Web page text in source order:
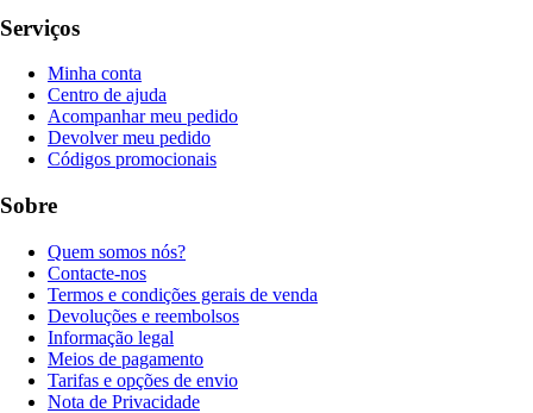
Serviços
Minha conta
Centro de ajuda
Acompanhar meu pedido
Devolver meu pedido
Códigos promocionais
Sobre
Quem somos nós?
Contacte-nos
Termos e condições gerais de venda
Devoluções e reembolsos
Informação legal
Meios de pagamento
Tarifas e opções de envio
Nota de Privacidade